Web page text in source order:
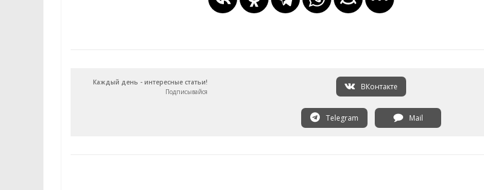
Каждый день - интересные статьи!
Подписывайся
ВКонтакте
Telegram Mail